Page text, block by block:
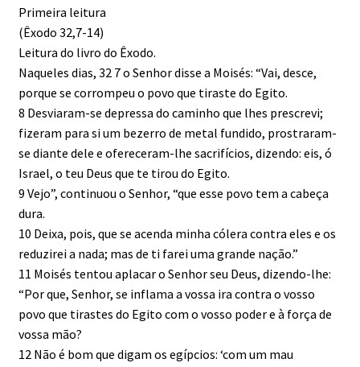
Fale conosco
Primeira leitura
(Êxodo 32,7-14)
Leitura do livro do Êxodo.
Naqueles dias, 32 7 o Senhor disse a Moisés: “Vai, desce,
porque se corrompeu o povo que tiraste do Egito.
8 Desviaram-se depressa do caminho que lhes prescrevi;
fizeram para si um bezerro de metal fundido, prostraram-
se diante dele e ofereceram-lhe sacrifícios, dizendo: eis, ó
Israel, o teu Deus que te tirou do Egito.
9 Vejo”, continuou o Senhor, “que esse povo tem a cabeça
dura.
10 Deixa, pois, que se acenda minha cólera contra eles e os
reduzirei a nada; mas de ti farei uma grande nação.”
11 Moisés tentou aplacar o Senhor seu Deus, dizendo-lhe:
“Por que, Senhor, se inflama a vossa ira contra o vosso
povo que tirastes do Egito com o vosso poder e à força de
vossa mão?
12 Não é bom que digam os egípcios: ‘com um mau